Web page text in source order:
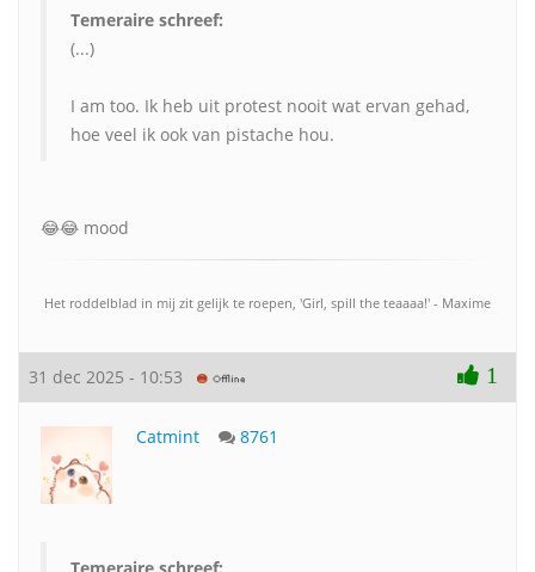
Temeraire schreef:
(...)
I am too. Ik heb uit protest nooit wat ervan gehad,
hoe veel ik ook van pistache hou.
😂😂 mood
Het roddelblad in mij zit gelijk te roepen, 'Girl, spill the teaaaa!' - Maxime
31 dec 2025 - 10:53 1
Catmint 8761